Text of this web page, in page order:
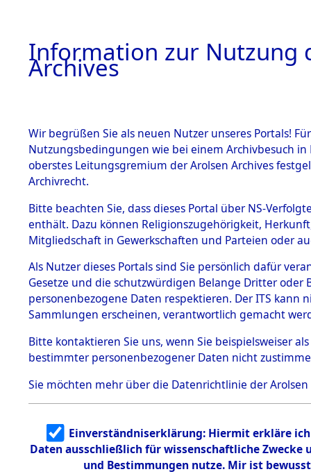
BESTÄNDE
1.
mente
5. Verschiedenes
5.3
Todesmärsche
5.3.1 Alliierte
Erhebungen
zu
Todesmärsch
en
5.3.2
Identifizierun
5.3.3
Todesmärsch
Listen
0033
Information zur Nutzung
Archives
Wir begrüßen Sie als neuen Nutzer unseres Portals!
Nutzungsbedingungen wie bei einem Archivbesuch
oberstes Leitungsgremium der Arolsen Archives
Archivrecht.
Bitte beachten Sie, dass dieses Portal über NS-
enthält. Dazu können Religionszugehörigkeit,
Mitgliedschaft in Gewerkschaften und Parteien oder
Als Nutzer dieses Portals sind Sie persönlich dafür
Gesetze und die schutzwürdigen Belange Dritter
personenbezogene Daten respektieren. Der ITS
Sammlungen erscheinen, verantwortlich gemacht
Bitte kontaktieren Sie uns, wenn Sie beispielsweiser
bestimmter personenbezogener Daten nicht
Sie möchten mehr über die Datenrichtlinie der Arolsen
Einverständniserklärung: Hiermit erkläre
Daten ausschließlich für wissenschaftliche
und Bestimmungen nutze. Mir ist